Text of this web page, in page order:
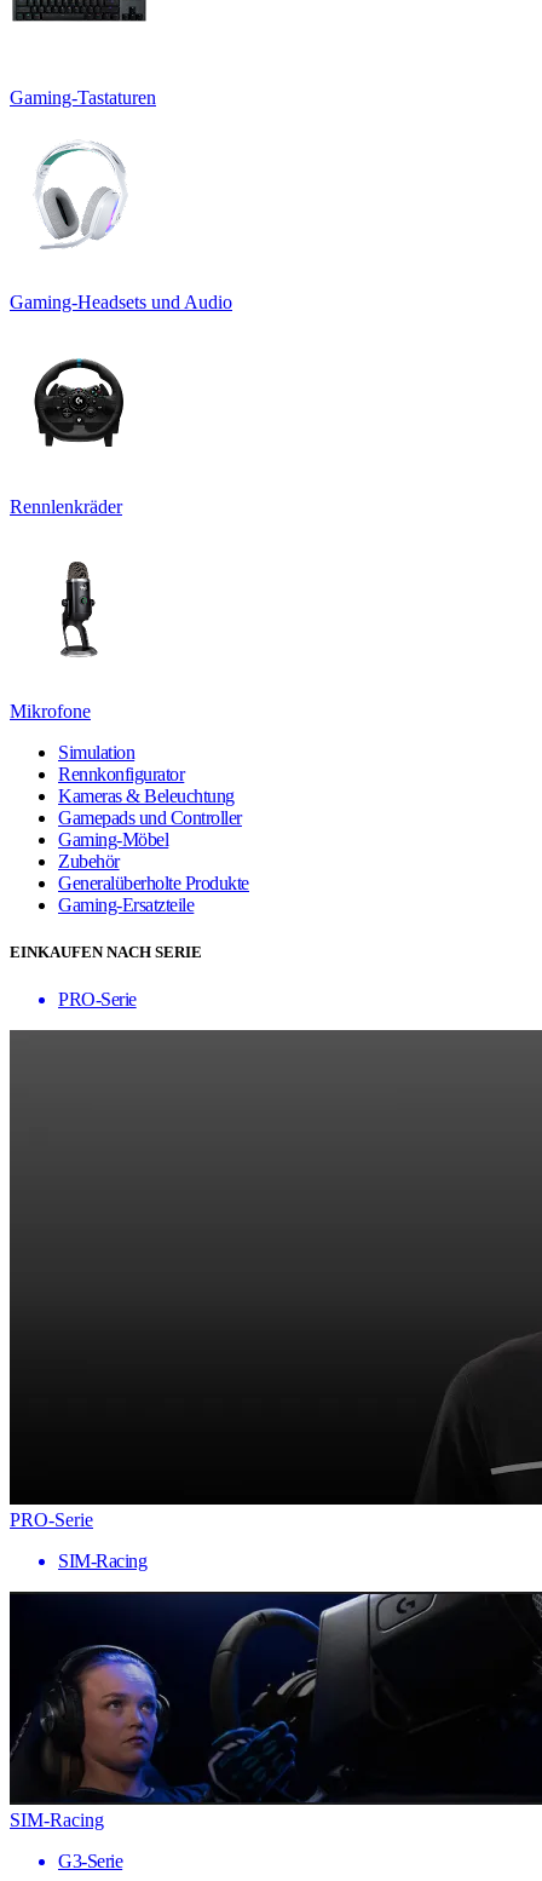
Gaming-Tastaturen
Gaming-Headsets und Audio
Rennlenkräder
Mikrofone
Simulation
Rennkonfigurator
Kameras & Beleuchtung
Gamepads und Controller
Gaming-Möbel
Zubehör
Generalüberholte Produkte
Gaming-Ersatzteile
EINKAUFEN NACH SERIE
PRO-Serie
PRO-Serie
SIM-Racing
SIM-Racing
G3-Serie